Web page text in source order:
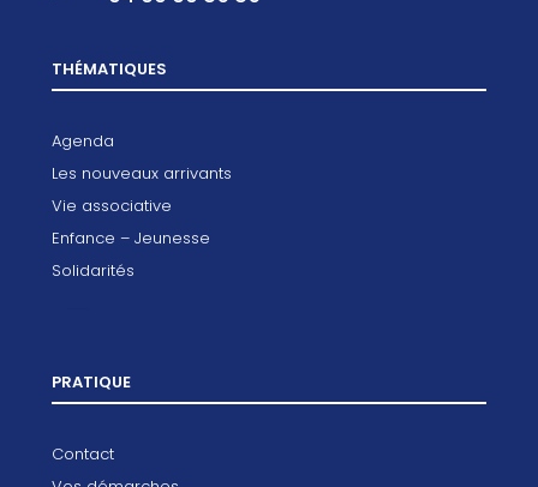
THÉMATIQUES
Agenda
Les nouveaux arrivants
Vie associative
Enfance – Jeunesse
Solidarités
PRATIQUE
Contact